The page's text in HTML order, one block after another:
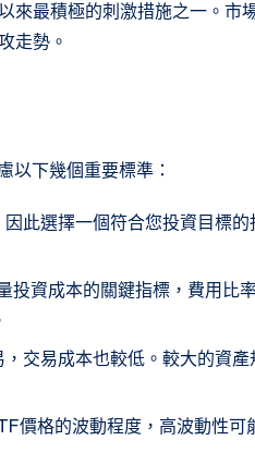
來最積極的刺激措施之一。市
走勢。
以下幾個重要標準：
此選擇一個符合您投資目標
投資成本的關鍵指標，費用比
交易成本也較低。較大的資
價格的波動程度，高波動性